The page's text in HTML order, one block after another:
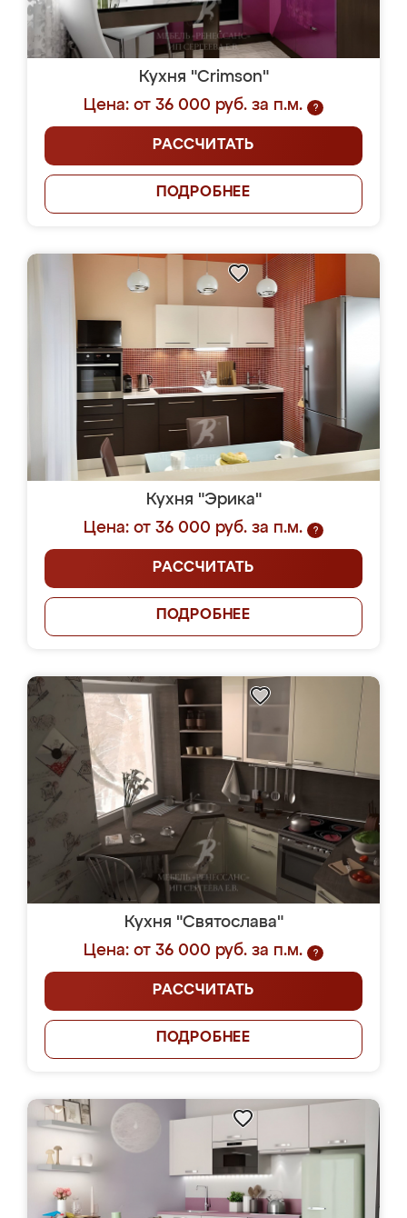
Кухня "Crimson"
Цена: от 36 000 руб. за п.м.
?
РАССЧИТАТЬ
ПОДРОБНЕЕ
Кухня "Эрика"
Цена: от 36 000 руб. за п.м.
?
РАССЧИТАТЬ
ПОДРОБНЕЕ
Кухня "Святослава"
Цена: от 36 000 руб. за п.м.
?
РАССЧИТАТЬ
ПОДРОБНЕЕ